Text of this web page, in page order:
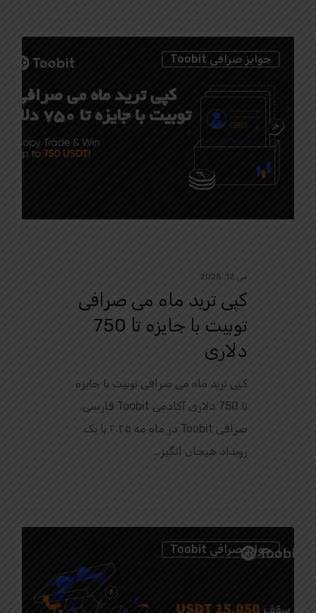
جوایز صرافی Toobit
می 12, 2025
کپی ترید ماه می صرافی
توبیت با جایزه تا 750
دلاری
کپی ترید ماه می صرافی توبیت با جایزه
تا 750 دلاری آکادمی Toobit فارسی.
صرافی Toobit در ماه مه ۲۰۲۵ با یک
رویداد هیجان‌ انگیز…
0
جوایز صرافی Toobit 0